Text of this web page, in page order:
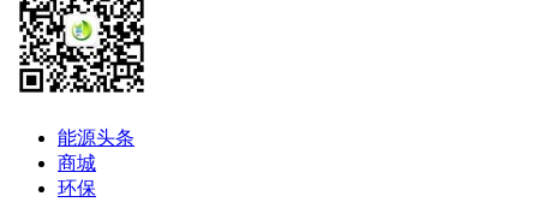
能源头条
商城
环保